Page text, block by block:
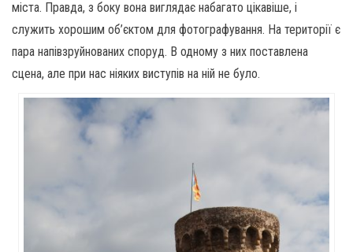
міста. Правда, з боку вона виглядає набагато цікавіше, і
служить хорошим об’єктом для фотографування. На території є
пара напівзруйнованих споруд. В одному з них поставлена ​​
сцена, але при нас ніяких виступів на ній не було.